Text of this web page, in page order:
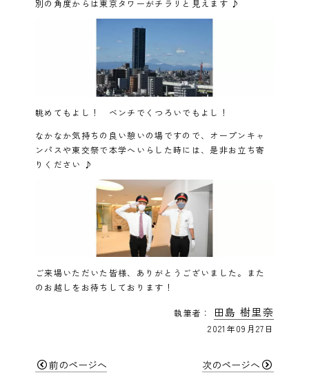
別の角度からは東京タワーがチラリと見えます ♪
眺めてもよし！ ベンチでくつろいでもよし！
なかなか気持ちの良い憩いの場ですので、オープンキャ
ンパスや東交祭で本学へいらした時には、是非お立ち寄
りください ♪
ご来場いただいた皆様、ありがとうございました。また
のお越しをお待ちしております！
執筆者： 田島 樹里奈
2021年09月27日
前のページへ 次のページへ